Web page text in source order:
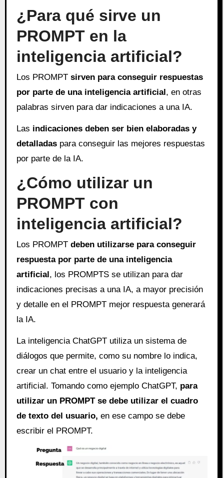
¿Para qué sirve un
PROMPT en la
inteligencia artificial?
Los PROMPT sirven para conseguir respuestas
por parte de una inteligencia artificial , en otras
palabras sirven para dar indicaciones a una IA.
Las indicaciones deben ser bien elaboradas y
detalladaspara conseguir las mejores respuestas
por parte de la IA.
¿Cómo utilizar un
PROMPT con
inteligencia artificial?
Los PROMPT deben utilizarse para conseguir
respuesta por parte de una inteligencia
artificial , los PROMPTS se utilizan para dar
indicaciones precisas a una IA, a mayor precisión
y detalle en el PROMPT mejor respuesta generará
la IA.
La inteligencia ChatGPT utiliza un sistema de
diálogos que permite, como su nombre lo indica,
crear un chat entre el usuario y la inteligencia
artificial. Tomando como ejemplo ChatGPT, para
utilizar un PROMPT se debe utilizar el cuadro
de texto del usuario, en ese campo se debe
escribir el PROMPT.